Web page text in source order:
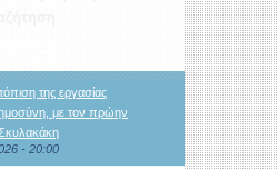
της εργασίας
με τον πρώην
- 20:00